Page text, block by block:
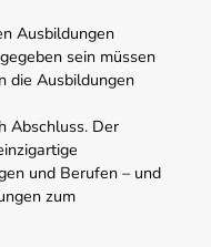
Ausbildungen
sein müssen
die Ausbildungen
Abschluss. Der
und Berufen – und
zum